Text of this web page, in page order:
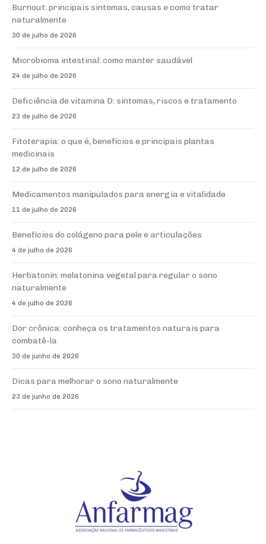
Burnout: principais sintomas, causas e como tratar
naturalmente
30 de julho de 2026
Microbioma intestinal: como manter saudável
24 de julho de 2026
Deficiência de vitamina D: sintomas, riscos e tratamento
23 de julho de 2026
Fitoterapia: o que é, benefícios e principais plantas
medicinais
12 de julho de 2026
Medicamentos manipulados para energia e vitalidade
11 de julho de 2026
Benefícios do colágeno para pele e articulações
4 de julho de 2026
Herbatonin: melatonina vegetal para regular o sono
naturalmente
4 de julho de 2026
Dor crônica: conheça os tratamentos naturais para
combatê-la
30 de junho de 2026
Dicas para melhorar o sono naturalmente
23 de junho de 2026